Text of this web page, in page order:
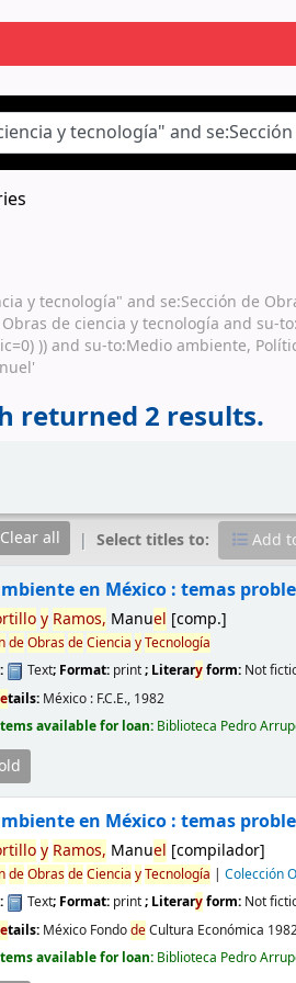
y tecnología" and se:Sección de
de ciencia y tecnología and
)) and su-to:Medio ambiente,
returned 2 results.
Clear all Select titles to: Add
en México : temas
y Ramos, Manuel [comp.]
deObrasdeCiencia yTecnología
Text; Format: print; Literaryform: Not
tails: México : F.C.E., 1982
available for loan: Biblioteca Pedro
en México : temas
y Ramos, Manuel [compilador]
deObrasdeCiencia yTecnología
Colección
Text; Format: print; Literaryform: Not
tails: México FondodeCultura Económica
available for loan: Biblioteca Pedro